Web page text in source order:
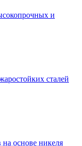
и
сталей
основе никеля